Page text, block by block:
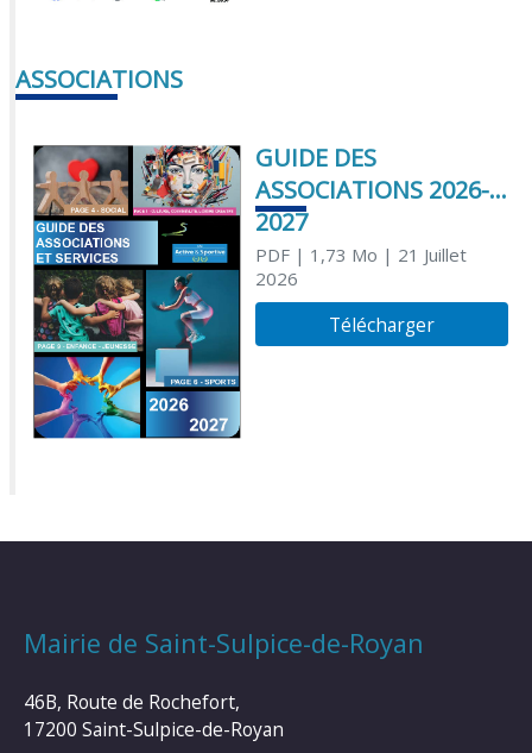
ASSOCIATIONS
GUIDE DES
ASSOCIATIONS 2026-
2027
PDF| 1,73 Mo | 21 Juillet
2026
Télécharger
Mairie de Saint-Sulpice-de-Royan
46B, Route de Rochefort,
17200 Saint-Sulpice-de-Royan